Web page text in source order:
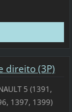
direito (3P)
5 (1391,
1397, 1399)